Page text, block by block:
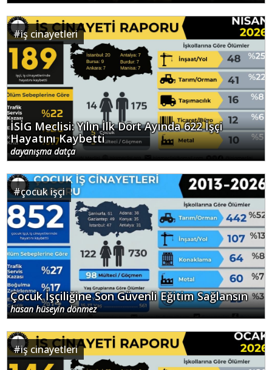
#iş cinayetleri
İSİG Meclisi: Yılın İlk Dört Ayında 622 İşçi
Hayatını Kaybetti
dayanışma datça
#çocuk işçi
Çocuk İşçiliğine Son Güvenli Eğitim Sağlansın
hasan hüseyin dönmez
#iş cinayetleri